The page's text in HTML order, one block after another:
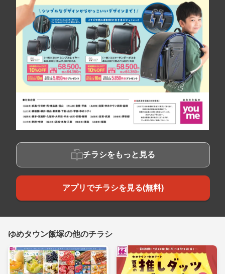
チラシをもっと見る
アプリでチラシを見る(無料)
ゆめタウン飯塚の他のチラシ